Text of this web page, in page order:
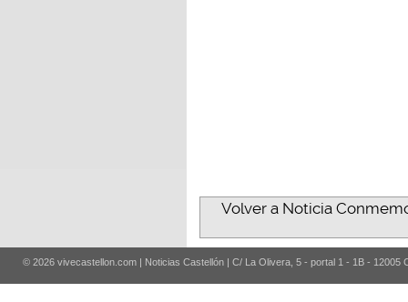
Volver a Noticia
© 2026 vivecastellon.com | Noticias Castellón | C/ La Olivera, 5 - portal 1 - 1B - 12005